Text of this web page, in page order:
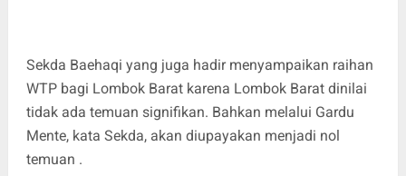
Sekda Baehaqi yang juga hadir menyampaikan raihan
WTP bagi Lombok Barat karena Lombok Barat dinilai
tidak ada temuan signifikan. Bahkan melalui Gardu
Mente, kata Sekda, akan diupayakan menjadi nol
temuan .